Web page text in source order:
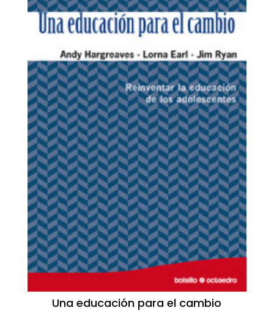
Una educación para el cambio